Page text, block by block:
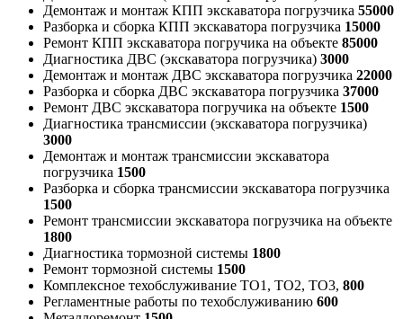
Демонтаж и монтаж КПП экскаватора погрузчика 55000
Разборка и сборка КПП экскаватора погрузчика 15000
Ремонт КПП экскаватора погручика на объекте 85000
Диагностика ДВС (экскаватора погрузчика) 3000
Демонтаж и монтаж ДВС экскаватора погрузчика 22000
Разборка и сборка ДВС экскаватора погрузчика 37000
Ремонт ДВС экскаватора погручика на объекте 1500
Диагностика трансмиссии (экскаватора погрузчика)
3000
Демонтаж и монтаж трансмиссии экскаватора
погрузчика 1500
Разборка и сборка трансмиссии экскаватора погрузчика
1500
Ремонт трансмиссии экскаватора погрузчика на объекте
1800
Диагностика тормозной системы 1800
Ремонт тормозной системы 1500
Комплексное техобслуживание ТО1, ТО2, ТО3, 800
Регламентные работы по техобслуживанию 600